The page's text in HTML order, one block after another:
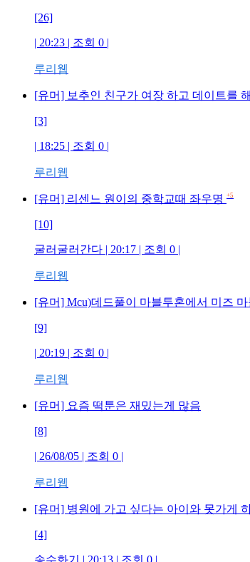
[26]
| 20:23 | 조회 0 |
루리웹
[유머] 보추인 친구가 여장 하고 데이트를
[3]
| 18:25 | 조회 0 |
루리웹
[유머] 리센느 원이의 중학교때 좌우명 +5
[10]
굴러굴러간다 | 20:17 | 조회 0 |
루리웹
[유머] Mcu)데드풀이 마블투혼에서 미즈
[9]
| 20:19 | 조회 0 |
루리웹
[유머] 요즘 떡툰은 재밌는게 많음
[8]
| 26/08/05 | 조회 0 |
루리웹
[유머] 병원에 가고 싶다는 아이와 못가게
[4]
송수화기 | 20:13 | 조회 0 |